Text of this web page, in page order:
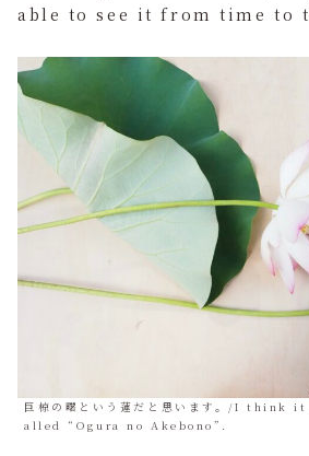
able to see it from time to
巨椋の曙という蓮だと思います。/I
alled “Ogura no Akebono”.